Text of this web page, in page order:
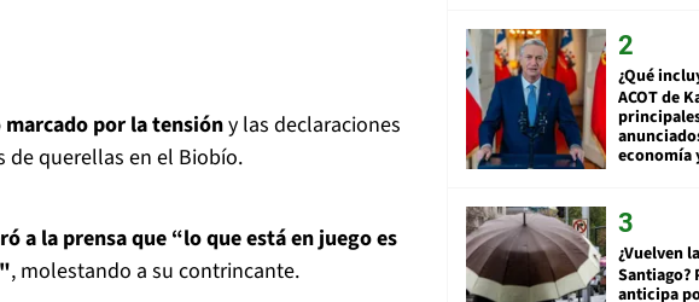
por la tensióny las declaraciones
de querellas en el Biobío.
a la prensa que “lo que está en juego es
, molestando a su contrincante.
¿Qué
ACOT de
economía
¿Vuelven
Santiago?
anticipa